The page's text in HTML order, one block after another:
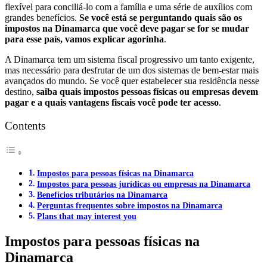
flexível para conciliá-lo com a família e uma série de auxílios com
grandes benefícios. Se você está se perguntando quais são os
impostos na Dinamarca que você deve pagar se for se mudar
para esse país, vamos explicar agorinha.
A Dinamarca tem um sistema fiscal progressivo um tanto exigente,
mas necessário para desfrutar de um dos sistemas de bem-estar mais
avançados do mundo. Se você quer estabelecer sua residência nesse
destino, saiba quais impostos pessoas físicas ou empresas devem
pagar e a quais vantagens fiscais você pode ter acesso.
Contents
Impostos para pessoas físicas na Dinamarca
Impostos para pessoas jurídicas ou empresas na Dinamarca
Benefícios tributários na Dinamarca
Perguntas frequentes sobre impostos na Dinamarca
Plans that may interest you
Impostos para pessoas físicas na
Dinamarca